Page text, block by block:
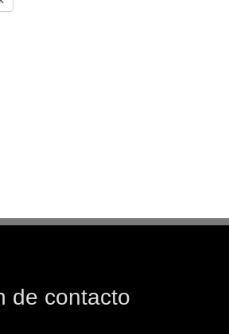
de contacto